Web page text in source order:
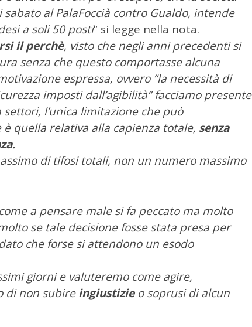
al PalaFoccià contro Gualdo, intende
a soli 50 posti” si legge nella nota.
il perchè, visto che negli anni precedenti si
senza che questo comportasse alcuna
espressa, ovvero “la necessità di
imposti dall’agibilità” facciamo presente
l’unica limitazione che può
quella relativa alla capienza totale, senza
di tifosi totali, non un numero massimo
a pensare male si fa peccato ma molto
se tale decisione fosse stata presa per
che forse si attendono un esodo
giorni e valuteremo come agire,
di non subireingiustizie o soprusi di alcun